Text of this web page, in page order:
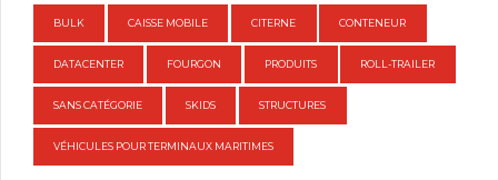
BULK CAISSE MOBILE CITERNE CONTENEUR
DATACENTER FOURGON PRODUITS ROLL-TRAILER
SANS CATÉGORIE SKIDS STRUCTURES
VÉHICULES POUR TERMINAUX MARITIMES